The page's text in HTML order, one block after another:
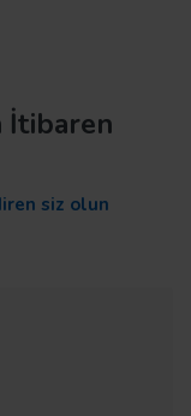
İtibaren
siz olun